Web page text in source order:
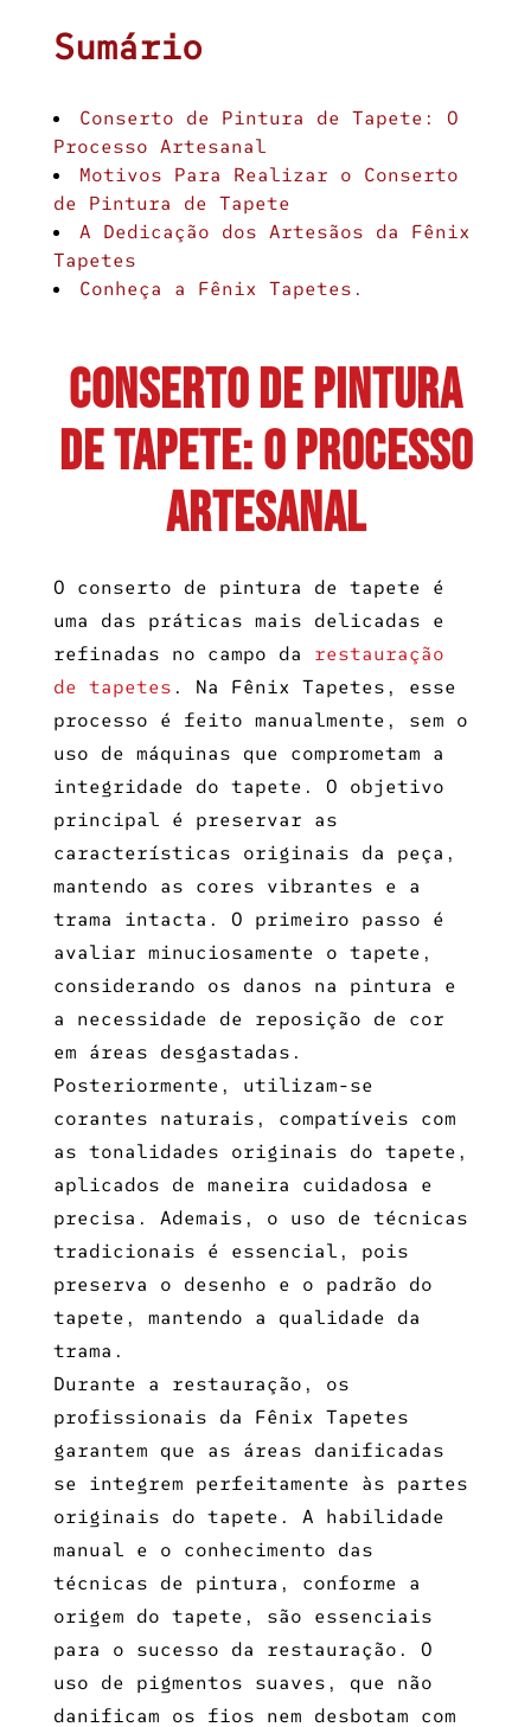
Sumário
Conserto de Pintura de Tapete: O
Processo Artesanal
Motivos Para Realizar o Conserto
de Pintura de Tapete
A Dedicação dos Artesãos da Fênix
Tapetes
Conheça a Fênix Tapetes.
Conserto de Pintura
de Tapete: O Processo
Artesanal
O conserto de pintura de tapete é
uma das práticas mais delicadas e
refinadas no campo da restauração
de tapetes . Na Fênix Tapetes, esse
processo é feito manualmente, sem o
uso de máquinas que comprometam a
integridade do tapete. O objetivo
principal é preservar as
características originais da peça,
mantendo as cores vibrantes e a
trama intacta. O primeiro passo é
avaliar minuciosamente o tapete,
considerando os danos na pintura e
a necessidade de reposição de cor
em áreas desgastadas.
Posteriormente, utilizam-se
corantes naturais, compatíveis com
as tonalidades originais do tapete,
aplicados de maneira cuidadosa e
precisa. Ademais, o uso de técnicas
tradicionais é essencial, pois
preserva o desenho e o padrão do
tapete, mantendo a qualidade da
trama.
Durante a restauração, os
profissionais da Fênix Tapetes
garantem que as áreas danificadas
se integrem perfeitamente às partes
originais do tapete. A habilidade
manual e o conhecimento das
técnicas de pintura, conforme a
origem do tapete, são essenciais
para o sucesso da restauração. O
uso de pigmentos suaves, que não
danificam os fios nem desbotam com